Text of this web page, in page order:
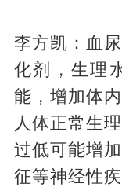
李方凯：血
化剂，生理
能，增加体
人体正常生
过低可能增
征等神经性